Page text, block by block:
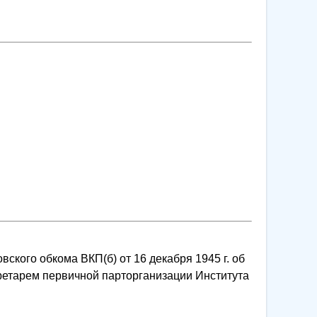
обкома ВКП(б) от 16 декабря 1945 г. об
первичной парторганизации Института